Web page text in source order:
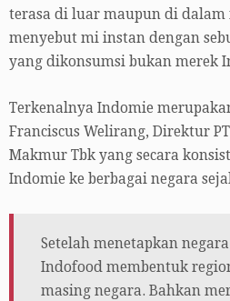
terasa di luar maupun di dalam
menyebut mi instan dengan
yang dikonsumsi bukan merek
Terkenalnya Indomie
Franciscus Welirang, Direktur
Makmur Tbk yang secara
Indomie ke berbagai negara
Setelah menetapkan
Indofood membentuk
masing negara. Bahkan